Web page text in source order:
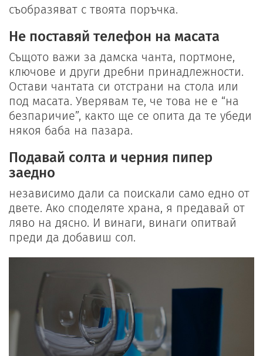
съобразяват с твоята поръчка.
Не поставяй телефон на масата
Същото важи за дамска чанта, портмоне,
ключове и други дребни принадлежности.
Остави чантата си отстрани на стола или
под масата. Уверявам те, че това не е “на
безпаричие”, както ще се опита да те убеди
някоя баба на пазара.
Подавай солта и черния пипер
заедно
независимо дали са поискали само едно от
двете. Ако споделяте храна, я предавай от
ляво на дясно. И винаги, винаги опитвай
преди да добавиш сол.